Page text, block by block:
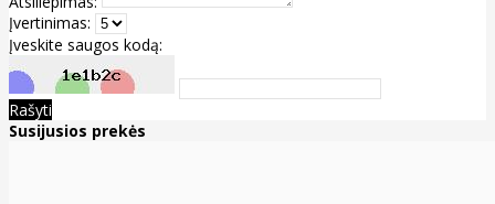
Įvertinimas:
Įveskite saugos kodą:
Rašyti
Susijusios prekės